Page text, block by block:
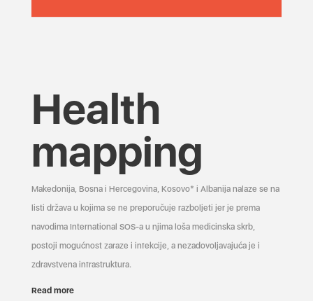
Health
mapping
Makedonija, Bosna i Hercegovina, Kosovo* i Albanija nalaze se na
listi država u kojima se ne preporučuje razboljeti jer je prema
navodima International SOS-a u njima loša medicinska skrb,
postoji mogućnost zaraze i infekcije, a nezadovoljavajuća je i
zdravstvena infrastruktura.
Read more